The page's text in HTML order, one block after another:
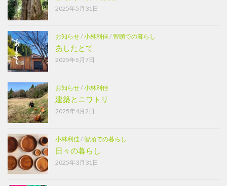
2025年5月31日
お知らせ/小林利佳/智頭での暮らし
あしたとて
2025年5月7日
お知らせ/小林利佳
建築とニワトリ
2025年4月2日
小林利佳/智頭での暮らし
日々の暮らし
2025年3月31日